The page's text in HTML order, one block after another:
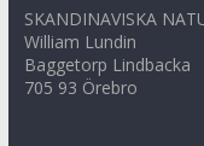
SKANDINAVISKA
William Lundin
Baggetorp Lindbacka
705 93 Örebro